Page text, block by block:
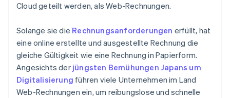
Cloud geteilt werden, als Web-Rechnungen.
Solange sie die Rechnungsanforderungen erfüllt, hat
eine online erstellte und ausgestellte Rechnung die
gleiche Gültigkeit wie eine Rechnung in Papierform.
Angesichts der jüngsten Bemühungen Japans um
Digitalisierung führen viele Unternehmen im Land
Web-Rechnungen ein, um reibungslose und schnelle